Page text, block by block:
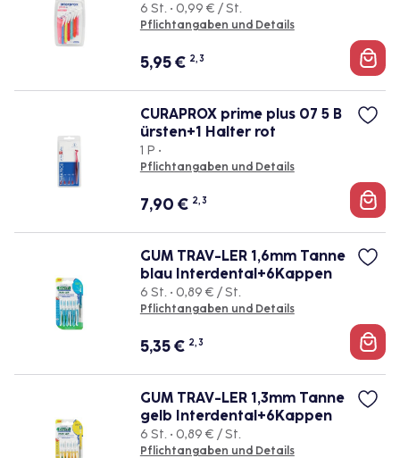
6 St. • 0,99 € / St.
Pflichtangaben und Details
5,95€ 2, 3
CURAPROX prime plus 07 5 B
ürsten+1 Halter rot
1 P •
Pflichtangaben und Details
7,90 € 2, 3
GUM TRAV-LER 1,6mm Tanne
blau Interdental+6Kappen
6 St. • 0,89 € / St.
Pflichtangaben und Details
5,35€ 2, 3
GUM TRAV-LER 1,3mm Tanne
gelb Interdental+6Kappen
6 St. • 0,89 € / St.
Pflichtangaben und Details